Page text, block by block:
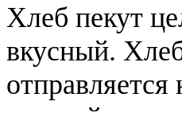
Хлеб пекут
вкусный.